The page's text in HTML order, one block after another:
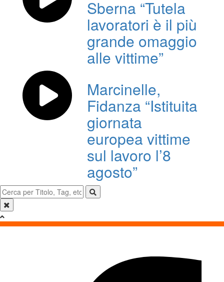
Sberna “Tutela
lavoratori è il più
grande omaggio
alle vittime”
Marcinelle,
Fidanza “Istituita
giornata
europea vittime
sul lavoro l’8
agosto”